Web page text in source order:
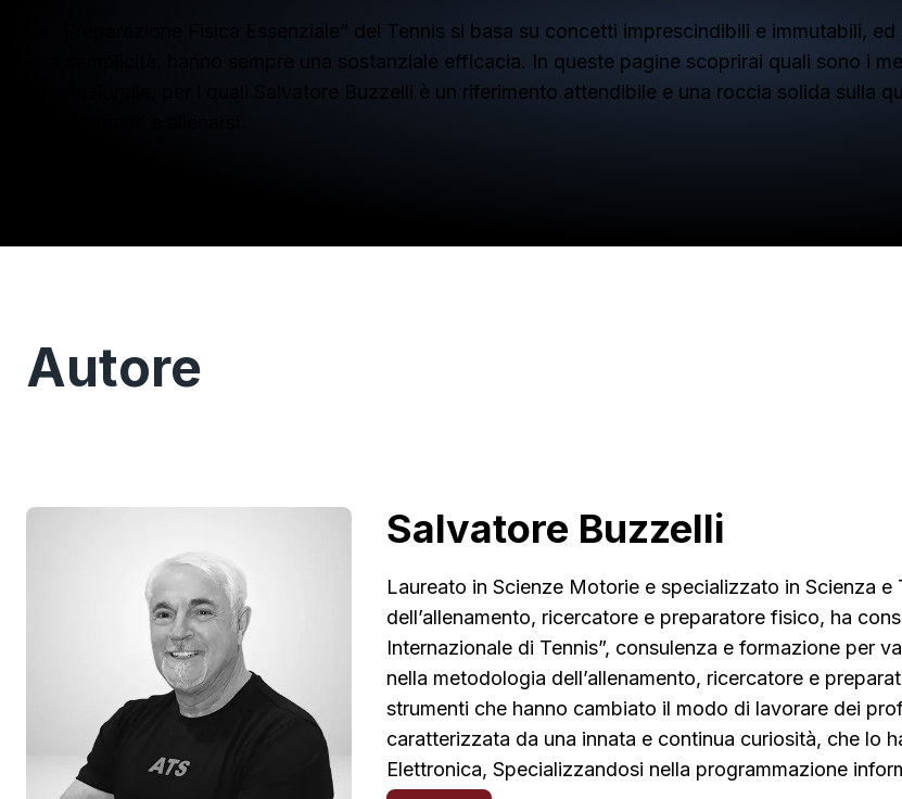
La “Preparazione Fisica Essenziale” del Tennis si basa su concetti imprescindibili e immutabili,
loro semplicità, hanno sempre una sostanziale efficacia. In queste pagine scoprirai quali sono i
internazionale, per i quali Salvatore Buzzelli è un riferimento attendibile e una roccia solida sulla
Autore
Salvatore Buzzelli
Laureato in Scienze Motorie e specializzato in Scienza
dell’allenamento, ricercatore e preparatore fisico, ha
Internazionale di Tennis”, consulenza e formazione per
nella metodologia dell’allenamento, ricercatore e
strumenti che hanno cambiato il modo di lavorare dei
caratterizzata da una innata e continua curiosità, che lo
Elettronica, Specializzandosi nella programmazione